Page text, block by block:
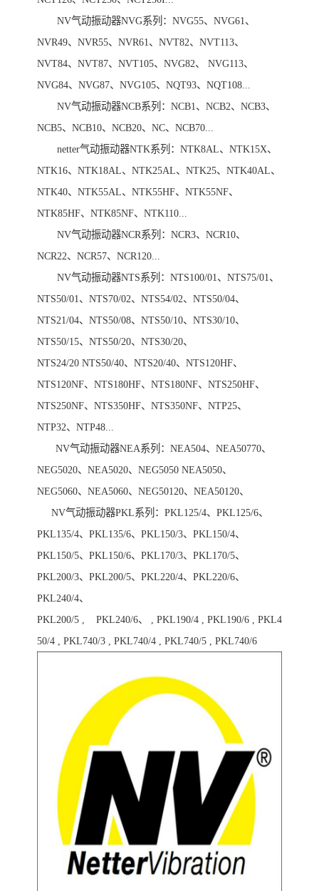
NV气动振动器NVG系列：NVG55、NVG61、
NVR49、NVR55、NVR61、NVT82、NVT113、
NVT84、NVT87、NVT105、NVG82、 NVG113、
NVG84、NVG87、NVG105、NQT93、NQT108...
NV气动振动器NCB系列：NCB1、NCB2、NCB3、
NCB5、NCB10、NCB20、NC、NCB70...
netter气动振动器NTK系列：NTK8AL、NTK15X、
NTK16、NTK18AL、NTK25AL、NTK25、NTK40AL、
NTK40、NTK55AL、NTK55HF、NTK55NF、
NTK85HF、NTK85NF、NTK110...
NV气动振动器NCR系列：NCR3、NCR10、
NCR22、NCR57、NCR120...
NV气动振动器NTS系列：NTS100/01、NTS75/01、
NTS50/01、NTS70/02、NTS54/02、NTS50/04、
NTS21/04、NTS50/08、NTS50/10、NTS30/10、
NTS50/15、NTS50/20、NTS30/20、
NTS24/20 NTS50/40、NTS20/40、NTS120HF、
NTS120NF、NTS180HF、NTS180NF、NTS250HF、
NTS250NF、NTS350HF、NTS350NF、NTP25、
NTP32、NTP48...
NV气动振动器NEA系列：NEA504、NEA50770、
NEG5020、NEA5020、NEG5050 NEA5050、
NEG5060、NEA5060、NEG50120、NEA50120、
NV气动振动器PKL系列：PKL125/4、PKL125/6、
PKL135/4、PKL135/6、PKL150/3、PKL150/4、
PKL150/5、PKL150/6、PKL170/3、PKL170/5、
PKL200/3、PKL200/5、PKL220/4、PKL220/6、
PKL240/4、
PKL200/5 , PKL240/6、 , PKL190/4 , PKL190/6 , PKL4
50/4 , PKL740/3 , PKL740/4 , PKL740/5 , PKL740/6